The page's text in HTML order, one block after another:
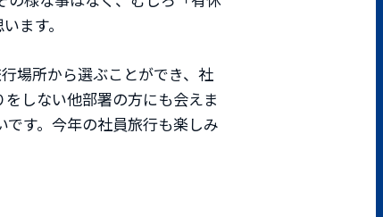
ます。
場所から選ぶことができ、社
しない他部署の方にも会えま
す。今年の社員旅行も楽しみ